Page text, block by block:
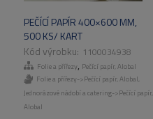
PEČÍCÍ PAPÍR 400×600 MM,
500 KS/ KART
1100034938
Folie a přířezy, Pečící papír, Alobal
Folie a přířezy->Pečící papír, Alobal
Jednorázové nádobí a catering->Pečící papír,
Alobal